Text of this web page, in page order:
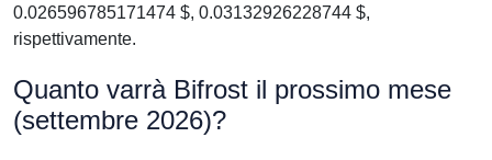
0.026596785171474 $, 0.03132926228744 $,
rispettivamente.
Quanto varrà Bifrost il prossimo mese
(settembre 2026)?